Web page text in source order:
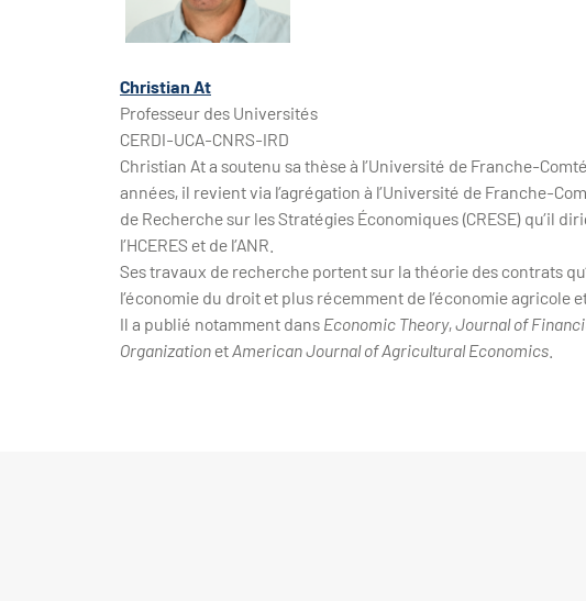
Christian At
Professeur des Universités
CERDI-UCA-CNRS-IRD
Christian At a soutenu sa thèse à l’Université de Franche-
années, il revient via l’agrégation à l’Université de Franche-
de Recherche sur les Stratégies Économiques (CRESE) qu’il
l’HCERES et de l’ANR.
Ses travaux de recherche portent sur la théorie des contrats
l’économie du droit et plus récemment de l’économie agricole
Il a publié notamment dans Economic Theory,Journal of
OrganizationetAmerican Journal of Agricultural Economics.